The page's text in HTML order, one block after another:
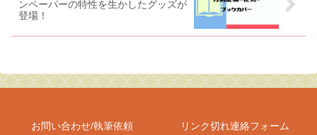
ンペーパーの特性を生かしたグッズが
登場！
お問い合わせ/執筆依頼 リンク切れ連絡フォーム